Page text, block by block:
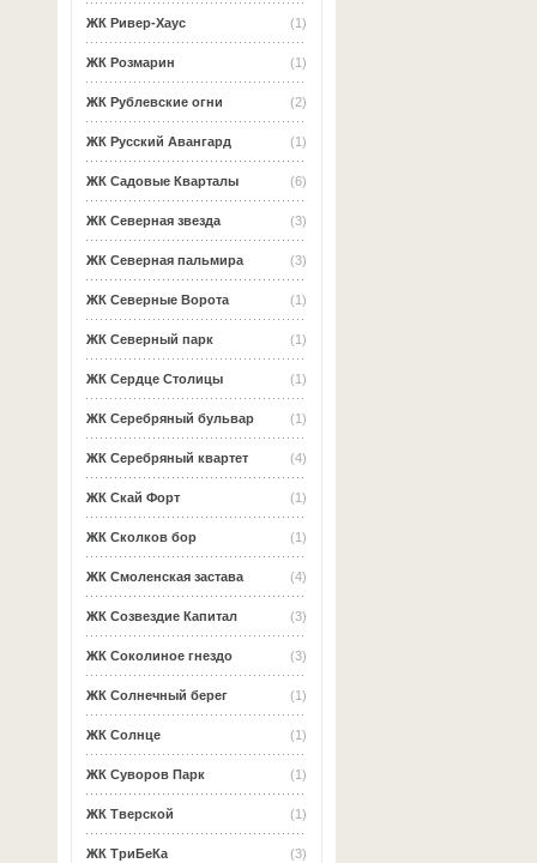
(1)
ЖК Ривер-Хаус
(1)
ЖК Розмарин
(2)
ЖК Рублевские огни
(1)
ЖК Русский Авангард
(6)
ЖК Садовые Кварталы
(3)
ЖК Северная звезда
(3)
ЖК Северная пальмира
(1)
ЖК Северные Ворота
(1)
ЖК Северный парк
(1)
ЖК Сердце Столицы
(1)
ЖК Серебряный бульвар
(4)
ЖК Серебряный квартет
(1)
ЖК Скай Форт
(1)
ЖК Сколков бор
(4)
ЖК Смоленская застава
(3)
ЖК Созвездие Капитал
(3)
ЖК Соколиное гнездо
(1)
ЖК Солнечный берег
(1)
ЖК Солнце
(1)
ЖК Суворов Парк
(1)
ЖК Тверской
(3)
ЖК ТриБеКа